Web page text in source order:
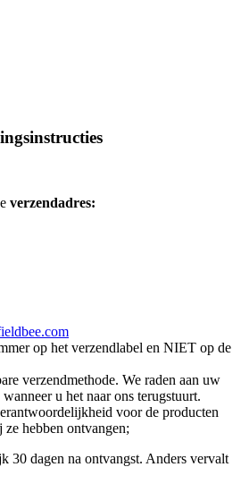
verzendadres:
op het verzendlabel en NIET op de
verzendmethode. We raden aan uw
u het naar ons terugstuurt.
voor de producten
hebben ontvangen;
30 dagen na ontvangst. Anders vervalt